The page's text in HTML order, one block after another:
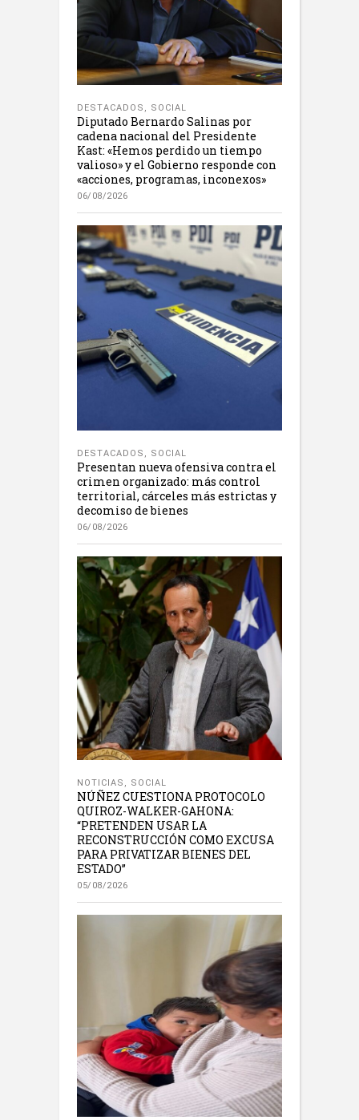
DESTACADOS , SOCIAL
Diputado Bernardo Salinas por
cadena nacional del Presidente
Kast: «Hemos perdido un tiempo
valioso» y el Gobierno responde con
«acciones, programas, inconexos»
06/08/2026
DESTACADOS , SOCIAL
Presentan nueva ofensiva contra el
crimen organizado: más control
territorial, cárceles más estrictas y
decomiso de bienes
06/08/2026
NOTICIAS , SOCIAL
NÚÑEZ CUESTIONA PROTOCOLO
QUIROZ-WALKER-GAHONA:
“PRETENDEN USAR LA
RECONSTRUCCIÓN COMO EXCUSA
PARA PRIVATIZAR BIENES DEL
ESTADO”
05/08/2026